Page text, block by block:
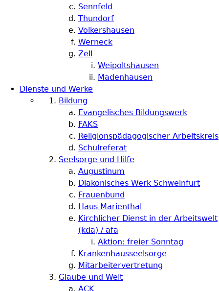
Sennfeld
Thundorf
Volkershausen
Werneck
Zell
Weipoltshausen
Madenhausen
Dienste und Werke
Bildung
Evangelisches Bildungswerk
FAKS
Religionspädagogischer Arbeitskreis
Schulreferat
Seelsorge und Hilfe
Augustinum
Diakonisches Werk Schweinfurt
Frauenbund
Haus Marienthal
Kirchlicher Dienst in der Arbeitswelt
(kda) / afa
Aktion: freier Sonntag
Krankenhausseelsorge
Mitarbeitervertretung
Glaube und Welt
ACK